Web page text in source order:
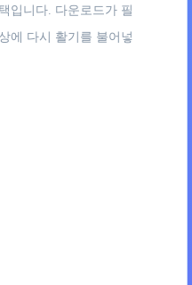
입니다. 다운로드가 필
에 다시 활기를 불어넣